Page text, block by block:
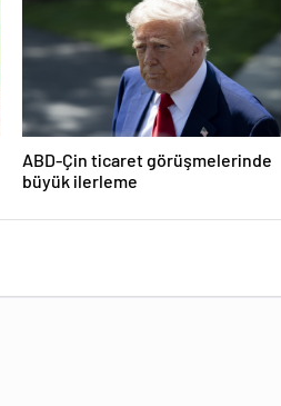
ABD-Çin ticaret görüşmelerinde
büyük ilerleme